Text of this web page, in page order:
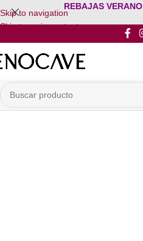
Skip to navigation
Skip to main content
REBAJAS VERANO